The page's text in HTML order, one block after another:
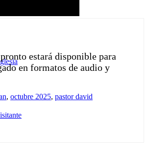
estará disponible para
en formatos de audio y
, octubre 2025, pastor david